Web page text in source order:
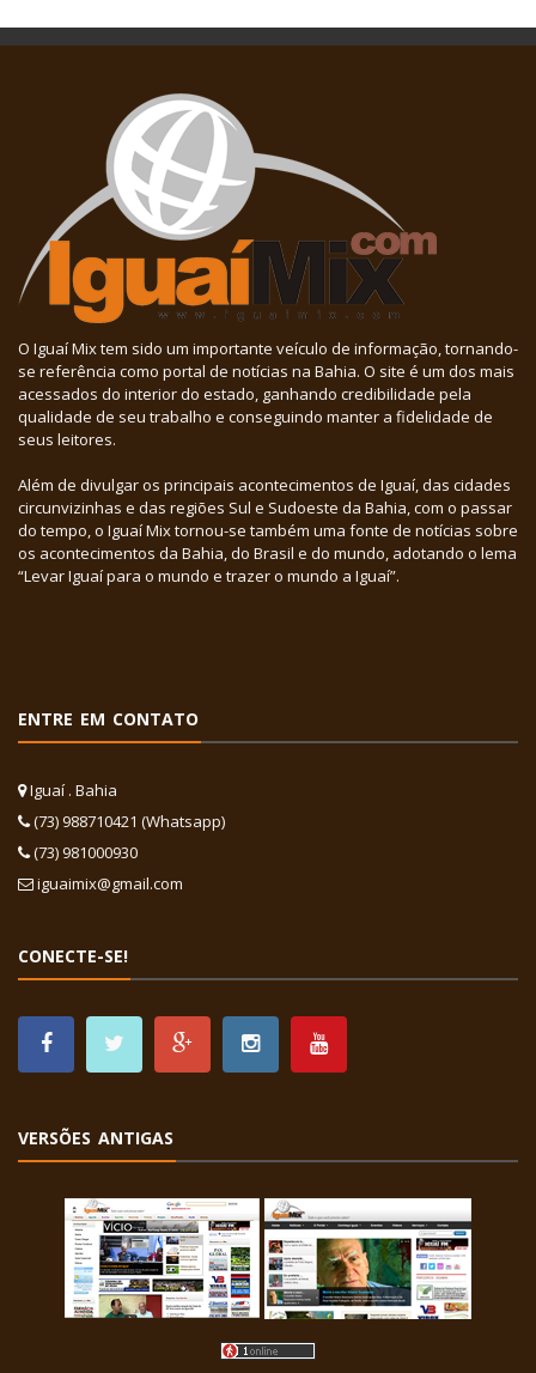
O Iguaí Mix tem sido um importante veículo de informação, tornando-
se referência como portal de notícias na Bahia. O site é um dos mais
acessados do interior do estado, ganhando credibilidade pela
qualidade de seu trabalho e conseguindo manter a fidelidade de
seus leitores.
Além de divulgar os principais acontecimentos de Iguaí, das cidades
circunvizinhas e das regiões Sul e Sudoeste da Bahia, com o passar
do tempo, o Iguaí Mix tornou-se também uma fonte de notícias sobre
os acontecimentos da Bahia, do Brasil e do mundo, adotando o lema
“Levar Iguaí para o mundo e trazer o mundo a Iguaí”.
ENTRE EM CONTATO
Iguaí . Bahia
(73) 988710421 (Whatsapp)
(73) 981000930
iguaimix@gmail.com
CONECTE-SE!
VERSÕES ANTIGAS